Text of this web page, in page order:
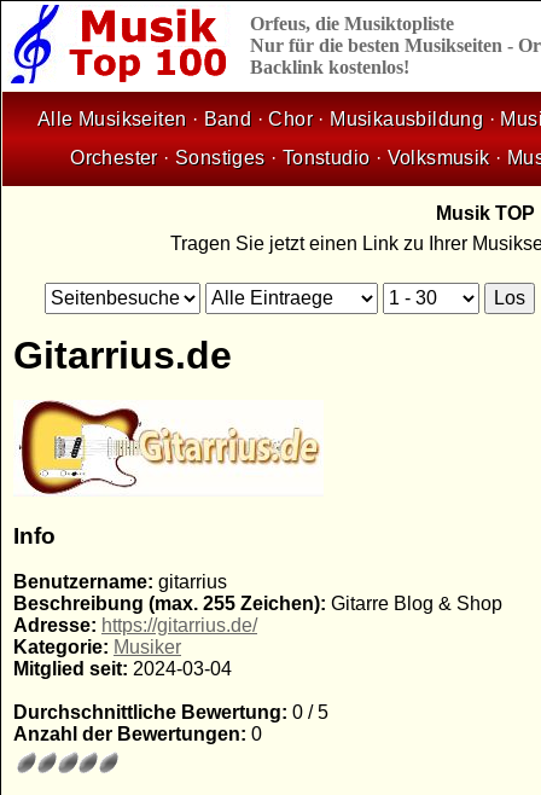
Orfeus, die Musiktopliste
Nur für die besten Musikseiten -
Backlink kostenlos!
Alle Musikseiten · Band ·Chor· Musikausbildung ·
Orchester· Sonstiges· Tonstudio· Volksmusik·
Musik
Tragen Sie jetzt einen Link zu Ihrer
Gitarrius.de
Info
Benutzername: gitarrius
Beschreibung (max. 255 Zeichen): Gitarre Blog & Shop
Adresse: https://gitarrius.de/
Kategorie: Musiker
Mitglied seit: 2024-03-04
Durchschnittliche Bewertung: 0 / 5
Anzahl der Bewertungen: 0